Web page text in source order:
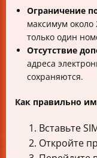
Ограничение
максимум
только один
Отсутствие
адреса
сохраняются.
Как правильно
Вставьте
Откройте